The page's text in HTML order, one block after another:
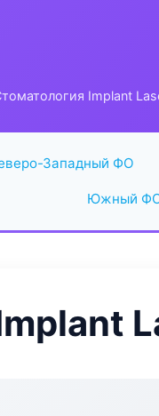
Implant
Западный ФО
Южный